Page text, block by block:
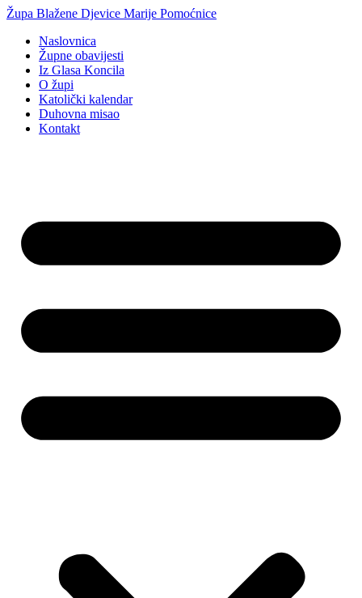
Idi
sadržaj
Župa Blažene Djevice Marije Pomoćnice
Naslovnica
Župne obavijesti
Iz Glasa Koncila
O župi
Katolički kalendar
Duhovna misao
Kontakt